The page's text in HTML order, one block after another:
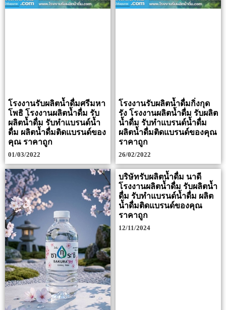
โรงงานรับผลิตน้ำดื่มศรีมหา
โพธิ โรงงานผลิตน้ำดื่ม รับ
ผลิตน้ำดื่ม รับทำแบรนด์น้ำ
ดื่ม ผลิตน้ำดื่มติดแบรนด์ของ
คุณ ราคาถูก
01/03/2022
โรงงานรับผลิตน้ำดื่มกิ่งกุด
รัง โรงงานผลิตน้ำดื่ม รับผลิต
น้ำดื่ม รับทำแบรนด์น้ำดื่ม
ผลิตน้ำดื่มติดแบรนด์ของคุณ
ราคาถูก
26/02/2022
บริษัทรับผลิตน้ำดื่ม นาดี
โรงงานผลิตน้ำดื่ม รับผลิตน้ำ
ดื่ม รับทำแบรนด์น้ำดื่ม ผลิต
น้ำดื่มติดแบรนด์ของคุณ
ราคาถูก
12/11/2024